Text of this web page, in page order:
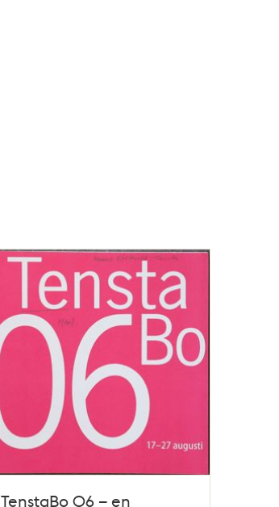
TenstaBo 06 – en